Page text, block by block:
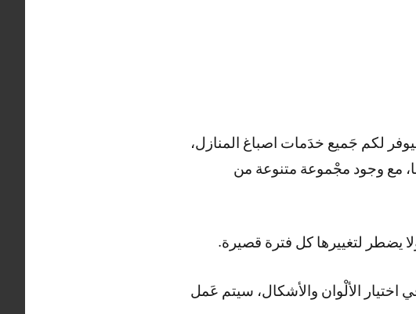
لكم جَميع خدَمات اصباغ المنازل،
مع وجود مجْموعة متنوعة من
يضطر لتغييرها كل فترة قصيرة.
الألْوان والأشكال، سيتم عَمل